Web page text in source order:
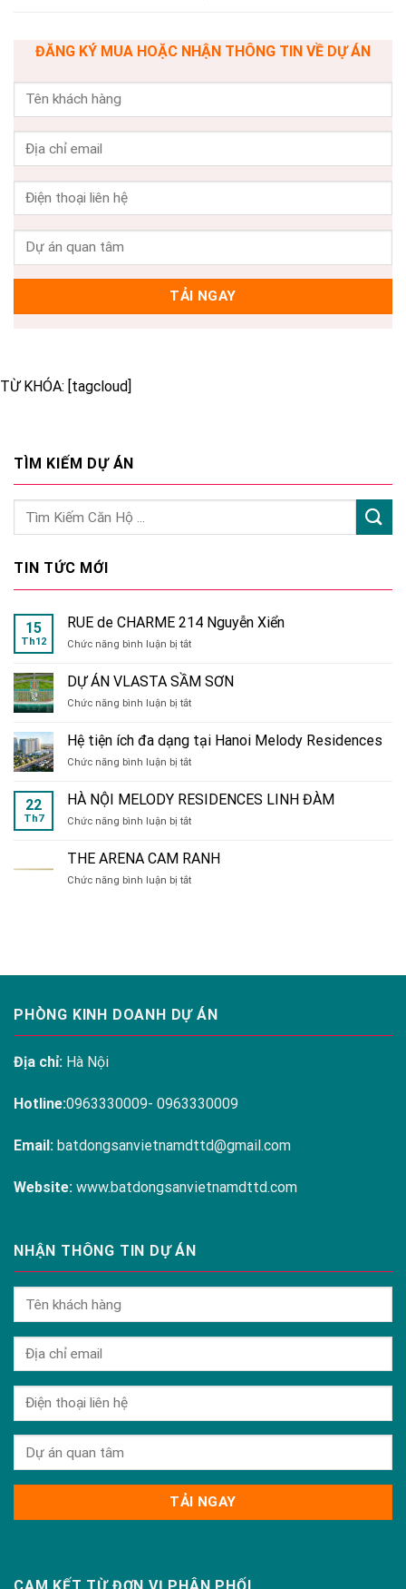
ĐĂNG KÝ MUA HOẶC NHẬN THÔNG TIN VỀ DỰ ÁN
TỪ KHÓA: [tagcloud]
TÌM KIẾM DỰ ÁN
TIN TỨC MỚI
15
Th12
RUE de CHARME 214 Nguyễn Xiển
Chức năng bình luận bị tắtở
de
CHARME
214
Xiển
DỰ ÁN VLASTA SẦM SƠN
Chức năng bình luận bị tắtở
ÁN
VLASTA
SẦM
Hệ tiện ích đa dạng tại Hanoi Melody Residences
Chức năng bình luận bị tắtở
tiện
ích
đa
tại
Melody
22
Th7
HÀ NỘI MELODY RESIDENCES LINH ĐÀM
Chức năng bình luận bị tắtở
NỘI
MELODY
RESIDENCES
THE ARENA CAM RANH
Chức năng bình luận bị tắtở
PHÒNG KINH DOANH DỰ ÁN
Địa chỉ: Hà Nội
Hotline:0963330009- 0963330009
Email: batdongsanvietnamdttd@gmail.com
Website: www.batdongsanvietnamdttd.com
NHẬN THÔNG TIN DỰ ÁN